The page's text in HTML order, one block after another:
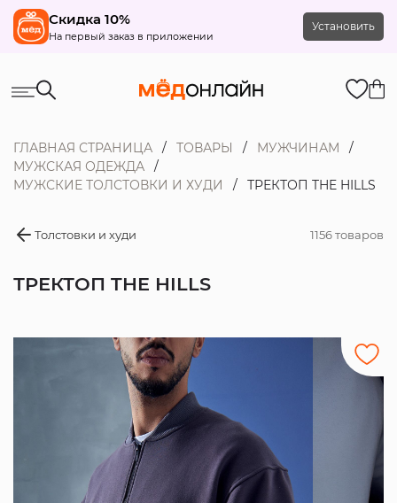
Скидка 10%
На первый заказ в приложении
Установить
ГЛАВНАЯ СТРАНИЦА ТОВАРЫ
МУЖЧИНАМ
МУЖСКАЯ ОДЕЖДА
МУЖСКИЕ ТОЛСТОВКИ И ХУДИ
ТРЕКТОП THE HILLS
Толстовки и худи 1156 товаров
ТРЕКТОП THE HILLS